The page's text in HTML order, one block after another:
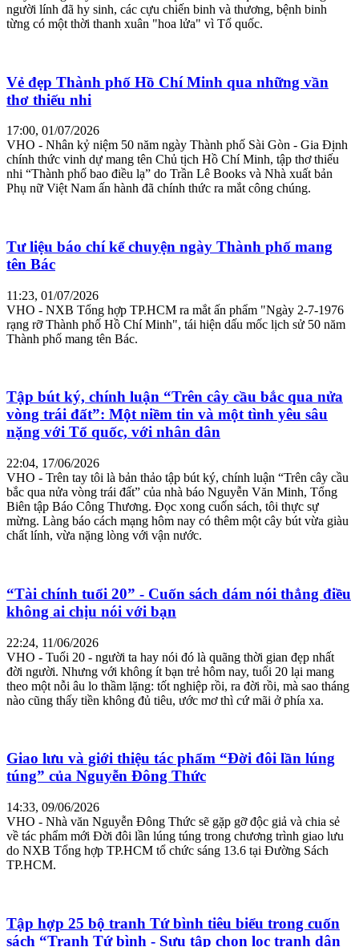
người lính đã hy sinh, các cựu chiến binh và thương, bệnh binh
từng có một thời thanh xuân "hoa lửa" vì Tổ quốc.
Vẻ đẹp Thành phố Hồ Chí Minh qua những vần
thơ thiếu nhi
17:00, 01/07/2026
VHO - Nhân kỷ niệm 50 năm ngày Thành phố Sài Gòn - Gia Định
chính thức vinh dự mang tên Chủ tịch Hồ Chí Minh, tập thơ thiếu
nhi “Thành phố bao điều lạ” do Trần Lê Books và Nhà xuất bản
Phụ nữ Việt Nam ấn hành đã chính thức ra mắt công chúng.
Tư liệu báo chí kể chuyện ngày Thành phố mang
tên Bác
11:23, 01/07/2026
VHO - NXB Tổng hợp TP.HCM ra mắt ấn phẩm "Ngày 2-7-1976
rạng rỡ Thành phố Hồ Chí Minh", tái hiện dấu mốc lịch sử 50 năm
Thành phố mang tên Bác.
Tập bút ký, chính luận “Trên cây cầu bắc qua nửa
vòng trái đất”: Một niềm tin và một tình yêu sâu
nặng với Tổ quốc, với nhân dân
22:04, 17/06/2026
VHO - Trên tay tôi là bản thảo tập bút ký, chính luận “Trên cây cầu
bắc qua nửa vòng trái đất” của nhà báo Nguyễn Văn Minh, Tổng
Biên tập Báo Công Thương. Đọc xong cuốn sách, tôi thực sự
mừng. Làng báo cách mạng hôm nay có thêm một cây bút vừa giàu
chất lính, vừa nặng lòng với vận nước.
“Tài chính tuổi 20” - Cuốn sách dám nói thẳng điều
không ai chịu nói với bạn
22:24, 11/06/2026
VHO - Tuổi 20 - người ta hay nói đó là quãng thời gian đẹp nhất
đời người. Nhưng với không ít bạn trẻ hôm nay, tuổi 20 lại mang
theo một nỗi âu lo thầm lặng: tốt nghiệp rồi, ra đời rồi, mà sao tháng
nào cũng thấy tiền không đủ tiêu, ước mơ thì cứ mãi ở phía xa.
Giao lưu và giới thiệu tác phẩm “Đời đôi lần lúng
túng” của Nguyễn Đông Thức
14:33, 09/06/2026
VHO - Nhà văn Nguyễn Đông Thức sẽ gặp gỡ độc giả và chia sẻ
về tác phẩm mới Đời đôi lần lúng túng trong chương trình giao lưu
do NXB Tổng hợp TP.HCM tổ chức sáng 13.6 tại Đường Sách
TP.HCM.
Tập hợp 25 bộ tranh Tứ bình tiêu biểu trong cuốn
sách “Tranh Tứ bình - Sưu tập chọn lọc tranh dân